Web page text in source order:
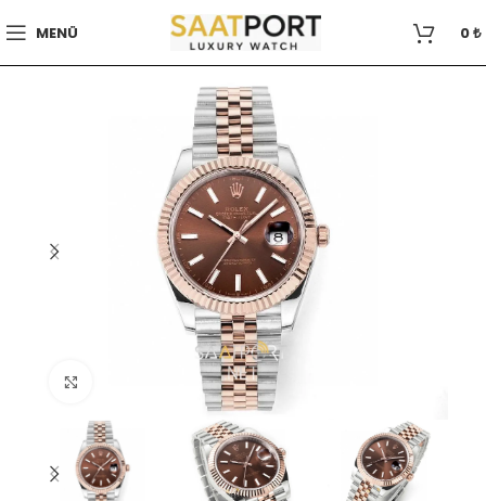
MENÜ 0₺
Büyütmek için tıklayın